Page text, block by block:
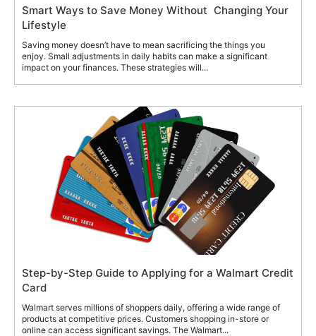
Smart Ways to Save Money Without Changing Your
Lifestyle
Saving money doesn’t have to mean sacrificing the things you
enjoy. Small adjustments in daily habits can make a significant
impact on your finances. These strategies will...
Step-by-Step Guide to Applying for a Walmart Credit
Card
Walmart serves millions of shoppers daily, offering a wide range of
products at competitive prices. Customers shopping in-store or
online can access significant savings. The Walmart...